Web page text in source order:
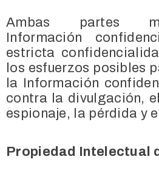
Ambas partes
Información
estricta
los esfuerzos posibles
la Información
contra la divulgación,
espionaje, la pérdida y
Propiedad Intelectual